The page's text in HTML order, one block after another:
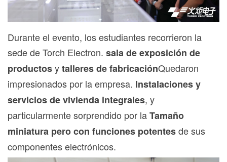
Durante el evento, los estudiantes recorrieron la
sede de Torch Electron. sala de exposición de
productosytalleres de fabricaciónQuedaron
impresionados por la empresa. Instalaciones y
servicios de vivienda integrales, y
particularmente sorprendido por laTamaño
miniatura pero con funciones potentesde sus
componentes electrónicos.